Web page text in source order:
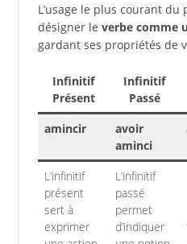
L’usage le plus courant
désigner le verbe comme
gardant ses propriétés de
Infinitif
Présent
Infinitif
Passé
amincir
avoir
aminci
L’infinitif
présent
sert à
exprimer
L’infinitif
passé
permet
d’indiquer